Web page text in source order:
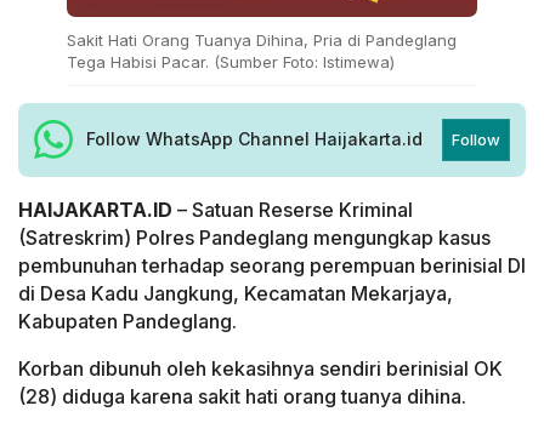
Sakit Hati Orang Tuanya Dihina, Pria di Pandeglang
Tega Habisi Pacar. (Sumber Foto: Istimewa)
Follow WhatsApp Channel Haijakarta.id Follow
HAIJAKARTA.ID – Satuan Reserse Kriminal
(Satreskrim) Polres Pandeglang mengungkap kasus
pembunuhan terhadap seorang perempuan berinisial DI
di Desa Kadu Jangkung, Kecamatan Mekarjaya,
Kabupaten Pandeglang.
Korban dibunuh oleh kekasihnya sendiri berinisial OK
(28) diduga karena sakit hati orang tuanya dihina.